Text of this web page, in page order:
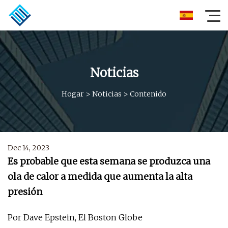
Noticias
Hogar > Noticias > Contenido
Dec 14, 2023
Es probable que esta semana se produzca una
ola de calor a medida que aumenta la alta
presión
Por Dave Epstein, El Boston Globe